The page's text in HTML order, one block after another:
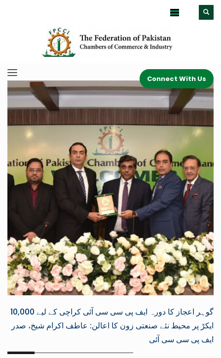
Connect With Us
گوہر اعجاز کا دورہ ایف پی سی سی آئی کراچی کے لیے 10,000
ایکڑ پر محیط نئے صنعتی زون کا اعالن: عاطف اکرام شیخ، صدر
ایف پی سی سی آئی